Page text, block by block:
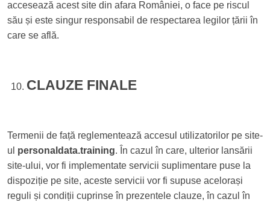
accesează acest site din afara României, o face pe riscul
său și este singur responsabil de respectarea legilor țării în
care se află.
CLAUZE FINALE
Termenii de față reglementează accesul utilizatorilor pe site-
ul personaldata.training. În cazul în care, ulterior lansării
site-ului, vor fi implementate servicii suplimentare puse la
dispoziție pe site, aceste servicii vor fi supuse acelorași
reguli și condiții cuprinse în prezentele clauze, în cazul în